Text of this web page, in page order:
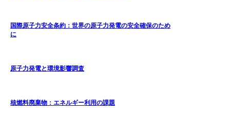
国際原子力安全条約：世界の原子力発電の安全確保のため
に
原子力発電と環境影響調査
核燃料廃棄物：エネルギー利用の課題